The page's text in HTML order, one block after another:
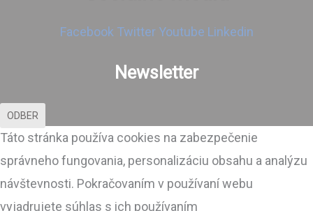
Facebook Twitter Youtube Linkedin
Newsletter
ODBER
Táto stránka používa cookies na zabezpečenie
správneho fungovania, personalizáciu obsahu a analýzu
návštevnosti. Pokračovaním v používaní webu
vyjadrujete súhlas s ich používaním